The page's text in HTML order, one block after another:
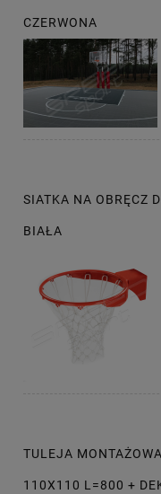
CZERWONA
SIATKA NA OBRĘCZ
BIAŁA
TULEJA
110X110 L=800 +